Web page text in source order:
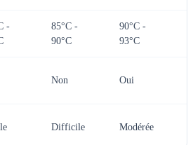
-
85°C -
90°C
90°C -
93°C
Non Oui
Difficile Modérée